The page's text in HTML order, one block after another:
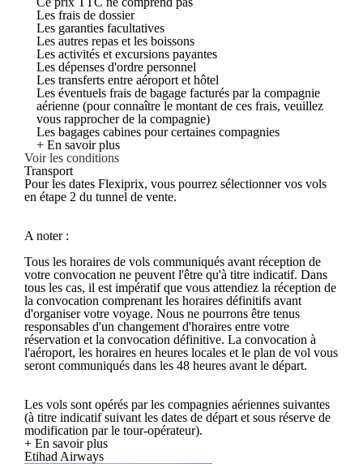
Les frais de dossier
Les garanties facultatives
Les autres repas et les boissons
Les activités et excursions payantes
Les dépenses d'ordre personnel
Les transferts entre aéroport et hôtel
Les éventuels frais de bagage facturés par la compagnie
aérienne (pour connaître le montant de ces frais, veuillez
vous rapprocher de la compagnie)
Les bagages cabines pour certaines compagnies
+ En savoir plus
Voir les conditions
Transport
Pour les dates Flexiprix, vous pourrez sélectionner vos vols
en étape 2 du tunnel de vente.
A noter :
Tous les horaires de vols communiqués avant réception de
votre convocation ne peuvent l'être qu'à titre indicatif. Dans
tous les cas, il est impératif que vous attendiez la réception de
la convocation comprenant les horaires définitifs avant
d'organiser votre voyage. Nous ne pourrons être tenus
responsables d'un changement d'horaires entre votre
réservation et la convocation définitive. La convocation à
l'aéroport, les horaires en heures locales et le plan de vol vous
seront communiqués dans les 48 heures avant le départ.
Les vols sont opérés par les compagnies aériennes suivantes
(à titre indicatif suivant les dates de départ et sous réserve de
modification par le tour-opérateur).
+ En savoir plus
Etihad Airways